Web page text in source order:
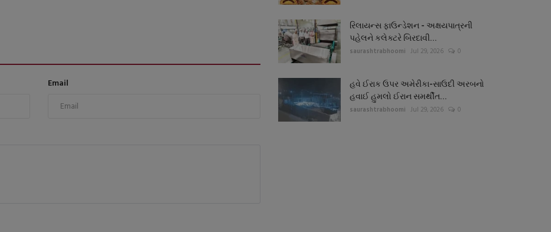
Email
રિલાયન્સ ફાઉન્ડેશન - અક્ષયપાત્રની
પહેલને કલેક્ટરે બિરદાવી...
saurashtrabhoomi Jul 29, 2026 0
હવે ઈરાક ઉપર અમેરીકા-સાઉદી અરબનો
હવાઈ હુમલો ઈરાન સમર્થીત...
saurashtrabhoomi Jul 29, 2026 0